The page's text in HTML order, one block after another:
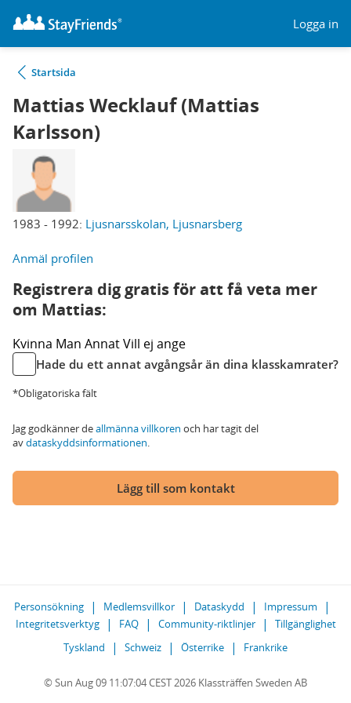
Logga in
Startsida
Mattias Wecklauf (Mattias
Karlsson)
1983 - 1992: Ljusnarsskolan, Ljusnarsberg
Anmäl profilen
Registrera dig gratis för att få veta mer
om Mattias:
Kvinna Man AnnatVill ej ange
Hade du ett annat avgångsår än dina klasskamrater?
*Obligatoriska fält
Jag godkänner deallmänna villkoren och har tagit del
avdataskyddsinformationen.
Lägg till som kontakt
Personsökning Medlemsvillkor Dataskydd
Impressum
Integritetsverktyg
FAQ Community-riktlinjer
Tillgänglighet
Tyskland
Schweiz Österrike Frankrike
© Sun Aug 09 11:07:04 CEST 2026 Klassträffen Sweden AB